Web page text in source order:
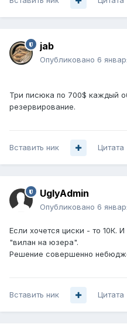
jab
Опубликовано 6
Три писюка по 700$ каждый
резервирование.
Вставить ник Цитата
UglyAdmin
Опубликовано 6
Если хочется циски - то 10К.
"вилан на юзера".
Решение совершенно
Вставить ник Цитата